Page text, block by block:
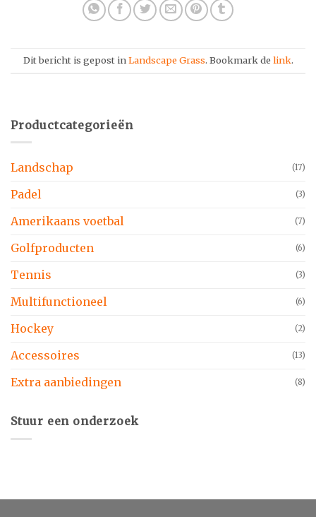
Dit bericht is gepost inLandscape Grass. Bookmark de link.
Productcategorieën
Landschap (17)
Padel (3)
Amerikaans voetbal (7)
Golfproducten (6)
Tennis (3)
Multifunctioneel (6)
Hockey (2)
Accessoires (13)
Extra aanbiedingen (8)
Stuur een onderzoek